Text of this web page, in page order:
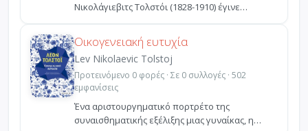
Νικολάγιεβιτς Τολστόι (1828-1910) έγινε
γνωστός κυρίως για τα ...
Οικογενειακή ευτυχία
Lev Nikolaevic Tolstoj
Προτεινόμενο 0 φορές · Σε 0 συλλογές · 502
εμφανίσεις
Ένα αριστουργηµατικό πορτρέτο της
συναισθηµατικής εξέλιξης µιας γυναίκας, η